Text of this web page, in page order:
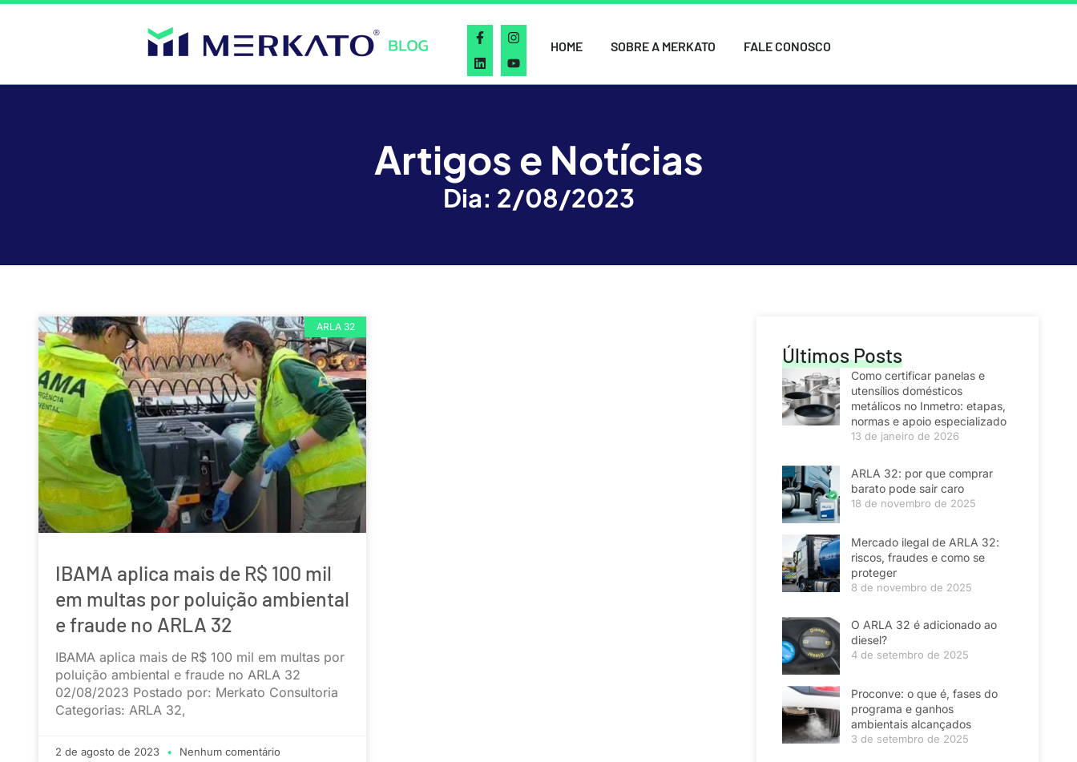
HOME SOBRE A MERKATO FALE CONOSCO
Artigos e Notícias
Dia: 2/08/2023
ARLA 32
IBAMA aplica mais de R$ 100 mil
em multas por poluição ambiental
e fraude no ARLA 32
IBAMA aplica mais de R$ 100 mil em multas por
poluição ambiental e fraude no ARLA 32
02/08/2023 Postado por: Merkato Consultoria
Categorias: ARLA 32,
2 de agosto de 2023 Nenhum comentário
Últimos Posts
Como certificar panelas e
utensílios domésticos
metálicos no Inmetro: etapas,
normas e apoio especializado
13 de janeiro de 2026
ARLA 32: por que comprar
barato pode sair caro
18 de novembro de 2025
Mercado ilegal de ARLA 32:
riscos, fraudes e como se
proteger
8 de novembro de 2025
O ARLA 32 é adicionado ao
diesel?
4 de setembro de 2025
Proconve: o que é, fases do
programa e ganhos
ambientais alcançados
3 de setembro de 2025